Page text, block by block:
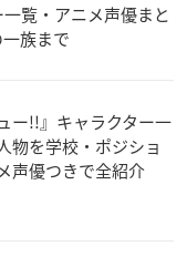
覧・アニメ声優まと
族まで
ー!!』キャラクター一
物を学校・ポジショ
声優つきで全紹介